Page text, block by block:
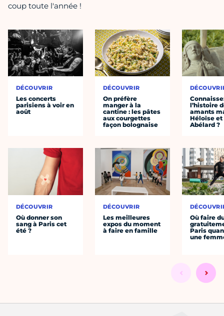
coup toute l'année !
DÉCOUVRIR
Les concerts
parisiens à voir en
août
DÉCOUVRIR
Où donner son
sang à Paris cet
été ?
DÉCOUVRIR
On préfère
manger à la
cantine : les pâtes
aux courgettes
façon bolognaise
DÉCOUVRIR
Les meilleures
expos du moment
à faire en famille
l’histoire
amants
Héloïse et
Abélard ?
Où faire
Paris
une